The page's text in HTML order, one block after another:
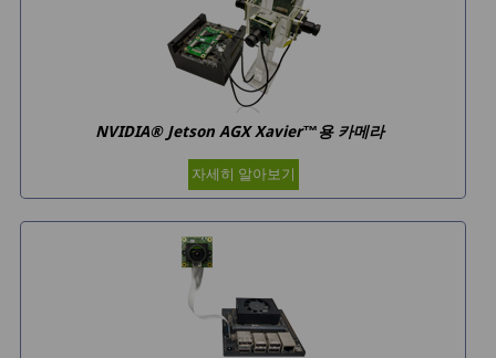
NVIDIA® Jetson AGX Xavier™용 카메라
자세히 알아보기